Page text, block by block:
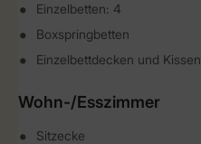
Einzelbetten: 4
Boxspringbetten
Einzelbettdecken und Kissen
Wohn-/Esszimmer
Sitzecke